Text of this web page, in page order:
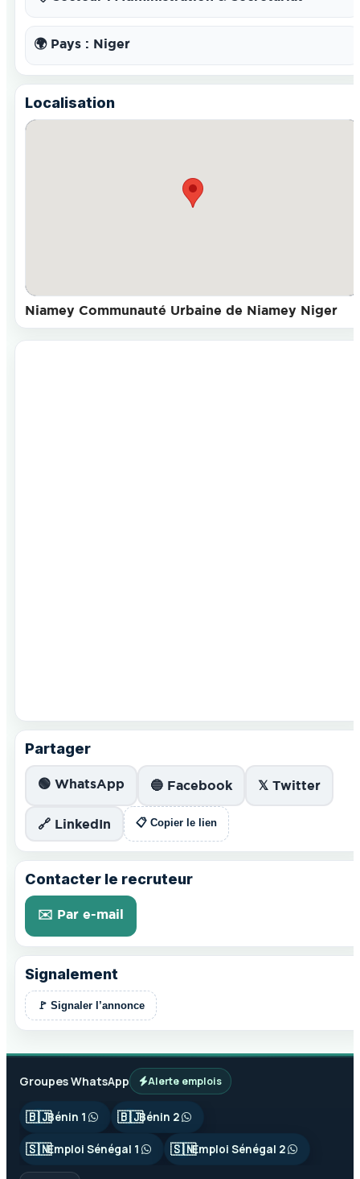
🌍 Pays : Niger
Localisation
Niamey Communauté Urbaine de Niamey Niger
Partager
🟢 WhatsApp 🔵 Facebook 𝕏 Twitter
🔗 LinkedIn 📋 Copier le lien
Contacter le recruteur
✉️ Par e-mail
Signalement
🚩 Signaler l’annonce
Groupes WhatsApp Alerte emplois
🇧🇯Bénin 1 🇧🇯Bénin 2
🇸🇳Emploi Sénégal 1 🇸🇳Emploi Sénégal 2